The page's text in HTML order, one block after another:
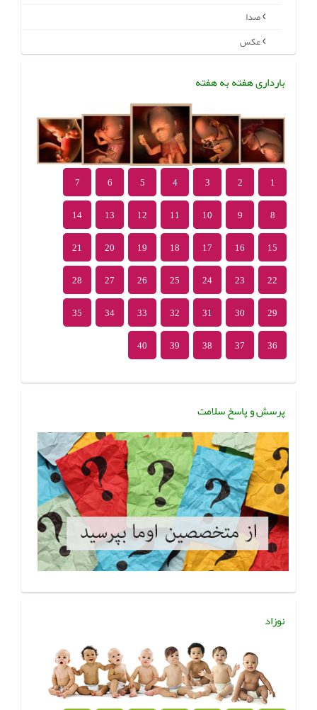
صدا
عکس
بارداری هفته به هفته
1
2
3
4
5
6
7
8
9
10
11
12
13
14
15
16
17
18
19
20
21
22
23
24
25
26
27
28
29
30
31
32
33
34
35
36
37
38
39
40
پرسش و پاسخ سلامت
نوزاد